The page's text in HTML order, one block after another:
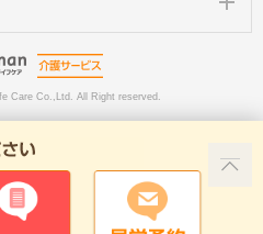
Care Co.,Ltd. All Right reserved.